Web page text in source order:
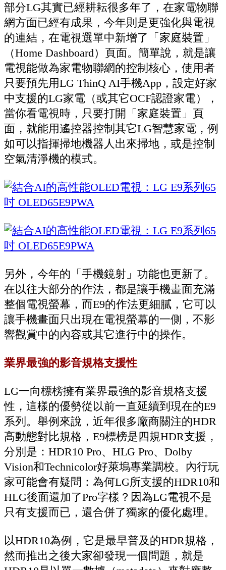
部分LG其實已經耕耘很多年了，在家電物聯
網方面已經有成果，今年則是更強化與電視
的連結，在電視選單中新增了「家庭裝置」
（Home Dashboard）頁面。簡單說，就是讓
電視能做為家電物聯網的控制核心，使用者
只要預先用LG ThinQ AI手機App，設定好家
中支援的LG家電（或其它OCF認證家電），
當你看電視時，只要打開「家庭裝置」頁
面，就能用遙控器控制其它LG智慧家電，例
如可以指揮掃地機器人出來掃地，或是控制
空氣清淨機的模式。
另外，今年的「手機鏡射」功能也更新了。
在以往大部分的作法，都是讓手機畫面充滿
整個電視螢幕，而E9的作法更細膩，它可以
讓手機畫面只出現在電視螢幕的一側，不影
響觀賞中的內容或其它進行中的操作。
業界最強的影音規格支援性
LG一向標榜擁有業界最強的影音規格支援
性，這樣的優勢從以前一直延續到現在的E9
系列。舉例來說，近年很多廠商關注的HDR
高動態對比規格，E9標榜是四規HDR支援，
分別是：HDR10 Pro、HLG Pro、Dolby
Vision和Technicolor好萊塢專業調校。內行玩
家可能會有疑問：為何LG所支援的HDR10和
HLG後面還加了Pro字樣？因為LG電視不是
只有支援而已，還合併了獨家的優化處理。
以HDR10為例，它是最早普及的HDR規格，
然而推出之後大家卻發現一個問題，就是